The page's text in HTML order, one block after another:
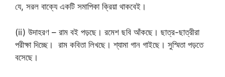
যে, সরল বাক্যে একটি সমাপিকা ক্রিয়া থাকবেই।
(ii) উদাহরণ – রাম বই পড়ছে। রমেশ ছবি আঁকছে। ছাত্র-ছাত্রীরা
পরীক্ষা দিচ্ছে। রাম কবিতা লিখছে। শ্যামা গান গাইছে। সুস্মিতা পড়তে
বসেছে।